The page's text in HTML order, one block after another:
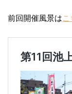
前回開催風景はこ